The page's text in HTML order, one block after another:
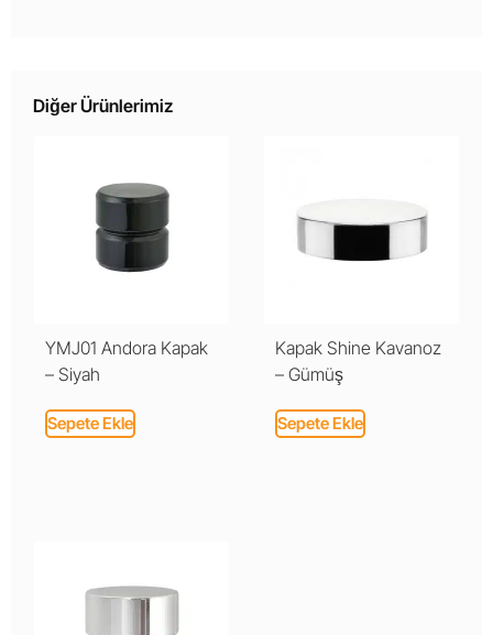
Diğer Ürünlerimiz
YMJ01 Andora Kapak
– Siyah
Sepete Ekle
Kapak Shine Kavanoz
– Gümüş
Sepete Ekle